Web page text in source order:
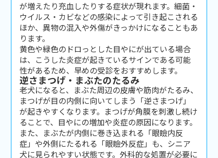
が増えたり充血したりする症状が現れます。細菌・
ウイルス・カビなどの感染によって引き起こされる
ほか、異物の混入や外傷がきっかけになることもあ
ります。
黄色や緑色のドロっとした目やにが出ている場合
は、こうした炎症が起きているサインである可能
性があるため、早めの受診をおすすめします。
逆さまつげ・まぶたのたるみ
老犬になると、まぶた周辺の皮膚や筋肉がたるみ、
まつげが目の内側に向いてしまう「逆さまつげ」
が起きやすくなります。まつげが角膜を刺激し続け
ることで、目やにの増加や炎症の原因になります。
また、まぶたが内側に巻き込まれる「眼瞼内反
症」や外側にたるれる「眼瞼外反症」も、シニア
犬に見られやすい状態です。外科的な処置が必要に